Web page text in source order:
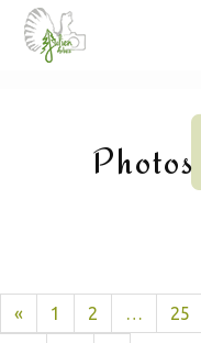
« 1 2 … 25